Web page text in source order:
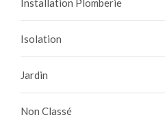
Installation Plomberie
Isolation
Jardin
Non Classé